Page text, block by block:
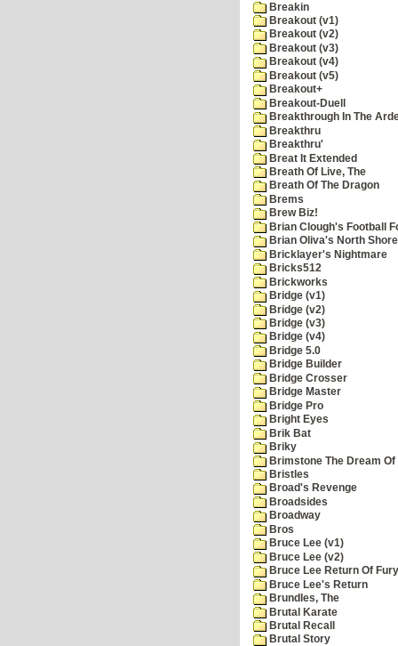
Breakin
Breakout (v1)
Breakout (v2)
Breakout (v3)
Breakout (v4)
Breakout (v5)
Breakout+
Breakout-Duell
Breakthrough In The
Breakthru
Breakthru'
Breat It Extended
Breath Of Live, The
Breath Of The Dragon
Brems
Brew Biz!
Brian Clough's Football
Brian Oliva's North
Bricklayer's Nightmare
Bricks512
Brickworks
Bridge (v1)
Bridge (v2)
Bridge (v3)
Bridge (v4)
Bridge 5.0
Bridge Builder
Bridge Crosser
Bridge Master
Bridge Pro
Bright Eyes
Brik Bat
Briky
Brimstone The Dream Of
Bristles
Broad's Revenge
Broadsides
Broadway
Bros
Bruce Lee (v1)
Bruce Lee (v2)
Bruce Lee Return Of Fury
Bruce Lee's Return
Brundles, The
Brutal Karate
Brutal Recall
Brutal Story